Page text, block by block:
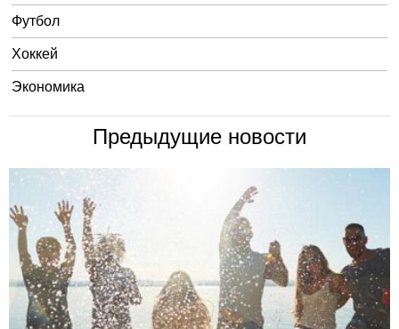
Футбол
Хоккей
Экономика
Предыдущие новости